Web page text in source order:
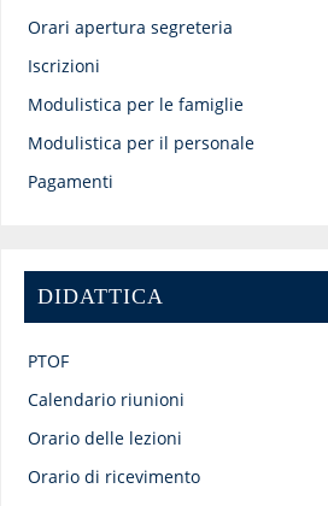
Orari apertura segreteria
Iscrizioni
Modulistica per le famiglie
Modulistica per il personale
Pagamenti
DIDATTICA
PTOF
Calendario riunioni
Orario delle lezioni
Orario di ricevimento